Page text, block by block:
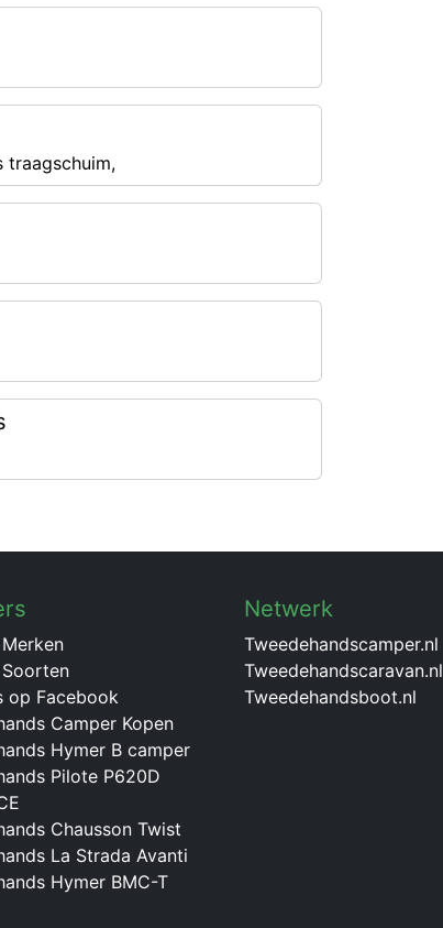
traagschuim,
op Facebook
Camper Kopen
Hymer B camper
Pilote P620D
Chausson Twist
La Strada Avanti
Hymer BMC-T
Netwerk
Tweedehandscamper.nl
Tweedehandscaravan.nl
Tweedehandsboot.nl